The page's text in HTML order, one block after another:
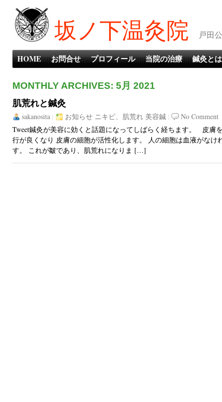
坂ノ下温灸院 戸田
HOME お問合せ プロフィール 当院の治療 鍼灸とは
MONTHLY ARCHIVES: 5月 2021
肌荒れと鍼灸
sakanosita | お知らせ ニキビ、肌荒れ 美容鍼 |
No Comment
Tweet鍼灸が美容に効くと話題になってしばらく経ちます。 皮膚
行が良くなり 皮膚の細胞が活性化します。 人の細胞は血液がなけ
す。 これが皺であり、肌荒れになりま […]